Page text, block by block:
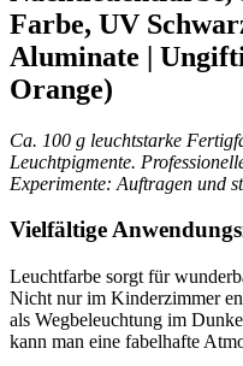
Farbe, UV
Aluminate |
Orange)
Ca. 100 g leuchtstarke
Leuchtpigmente.
Experimente: Auftragen und
Vielfältige
Leuchtfarbe sorgt für
Nicht nur im Kinderzimmer
als Wegbeleuchtung im
kann man eine fabelhafte